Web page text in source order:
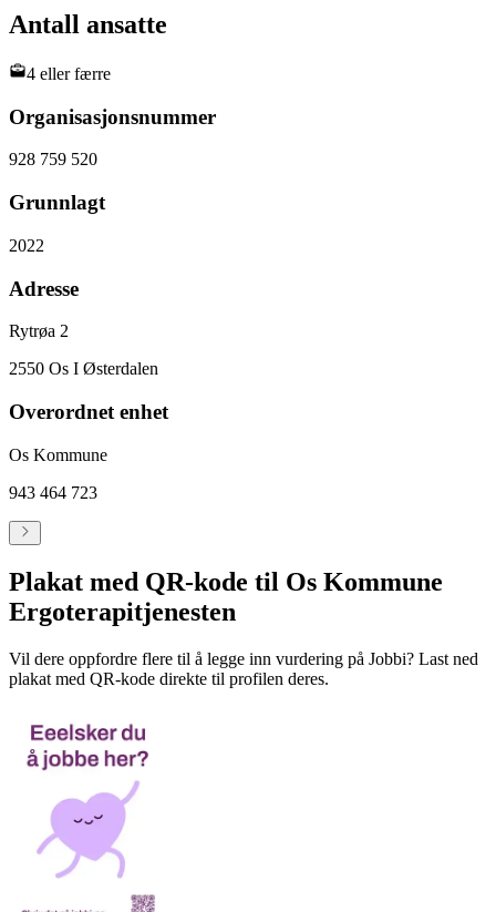
Antall ansatte
4 eller færre
Organisasjonsnummer
928 759 520
Grunnlagt
2022
Adresse
Rytrøa 2
2550 Os I Østerdalen
Overordnet enhet
Os Kommune
943 464 723
Plakat med QR-kode til Os Kommune
Ergoterapitjenesten
Vil dere oppfordre flere til å legge inn vurdering på Jobbi? Last ned
plakat med QR-kode direkte til profilen deres.